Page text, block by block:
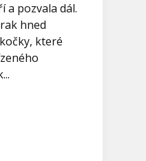
a pozvala dál.
hned
které